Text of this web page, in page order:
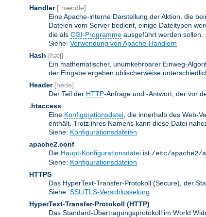
Handler [ˈhændlə]
Eine Apache-interne Darstellung der Aktion, die
Dateien vom Server bedient, einige Dateitypen
die als CGI-Programme ausgeführt werden sollen.
Siehe: Verwendung von Apache-Handlern
Hash [hæʃ]
Ein mathematischer, unumkehrbarer Einweg-
der Eingabe ergeben üblischerweise
Header [hedə]
Der Teil der HTTP-Anfrage und -Antwort, der vor
.htaccess
Eine Konfigurationsdatei , die innerhalb des Web-
enthält. Trotz ihres Namens kann diese Datei
Siehe: Konfigurationsdateien
apache2.conf
Die Haupt-Konfigurationsdatei ist /etc/apache2/
Siehe: Konfigurationsdateien
HTTPS
Das HyperText-Transfer-Protokoll (Secure), der
Siehe: SSL/TLS-Verschlüsselung
HyperText-Transfer-Protokoll (HTTP)
Das Standard-Übertragungsprotokoll im World